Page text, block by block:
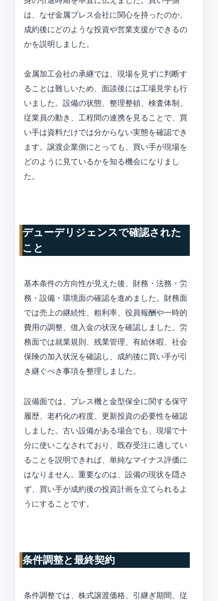
は、なぜ金属プレス会社に関心を持ったのか、
成約後にどのような投資や営業支援ができるの
かを説明しました。
金属加工会社の承継では、現場を見ずに判断す
ることは難しいため、面談後には工場見学も行
いました。設備の状態、整理整頓、検査体制、
従業員の動き、工程間の連携を見ることで、買
い手は資料だけでは分からない実態を確認でき
ます。譲渡企業側にとっても、買い手が現場を
どのように見ているかを知る機会になりまし
た。
デューデリジェンスで確認された
こと
基本条件の方向性が見えた後、財務・法務・労
務・設備・環境面の確認を進めました。財務面
では売上の継続性、粗利率、役員報酬や一時的
費用の調整、借入金の状況を確認しました。労
務面では就業規則、残業管理、有給休暇、社会
保険の加入状況を確認し、成約後に買い手が引
き継ぐべき事項を整理しました。
設備面では、プレス機と金型保全に関する保守
履歴、老朽化の程度、更新投資の必要性を確認
しました。古い設備がある場合でも、現場で十
分に使いこなされており、既存受注に適してい
ることを説明できれば、単純なマイナス評価に
はなりません。重要なのは、設備の現状を隠さ
ず、買い手が成約後の投資計画を立てられるよ
うにすることです。
条件調整と最終契約
条件調整では、株式譲渡価格、引継ぎ期間、従